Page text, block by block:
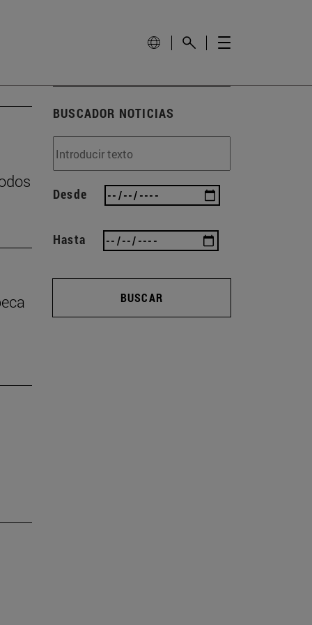
BUSCADOR NOTICIAS
Desde
Hasta
BUSCAR